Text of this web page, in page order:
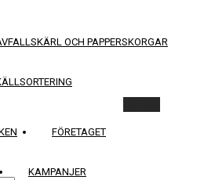
OCH PAPPERSKORGAR
FÖRETAGET
KAMPANJER